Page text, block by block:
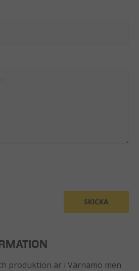
SKICKA
produktion är i Värnamo men